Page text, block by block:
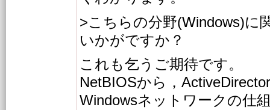
>こちらの分野(Windows)に
いかがですか？
これも乞うご期待です。
NetBIOSから，
Windowsネットワークの仕